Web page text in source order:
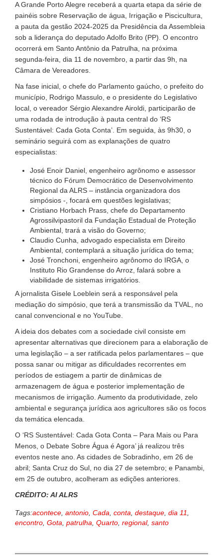
A Grande Porto Alegre receberá a quarta etapa da série de
painéis sobre Reservação de água, Irrigação e Piscicultura,
a pauta da gestão 2024-2025 da Presidência da Assembleia
sob a liderança do deputado Adolfo Brito (PP). O encontro
ocorrerá em Santo Antônio da Patrulha, na próxima
segunda-feira, dia 11 de novembro, a partir das 9h, na
Câmara de Vereadores.
Na fase inicial, o chefe do Parlamento gaúcho, o prefeito do
município, Rodrigo Massulo, e o presidente do Legislativo
local, o vereador Sérgio Alexandre Airoldi, participarão de
uma rodada de introdução à pauta central do ‘RS
Sustentável: Cada Gota Conta’. Em seguida, às 9h30, o
seminário seguirá com as explanações de quatro
especialistas:
José Enoir Daniel, engenheiro agrônomo e assessor
técnico do Fórum Democrático de Desenvolvimento
Regional da ALRS – instância organizadora dos
simpósios -, focará em questões legislativas;
Cristiano Horbach Prass, chefe do Departamento
Agrossilvipastoril da Fundação Estadual de Proteção
Ambiental, trará a visão do Governo;
Claudio Cunha, advogado especialista em Direito
Ambiental, contemplará a situação jurídica do tema;
José Tronchoni, engenheiro agrônomo do IRGA, o
Instituto Rio Grandense do Arroz, falará sobre a
viabilidade de sistemas irrigatórios.
A jornalista Gisele Loeblein será a responsável pela
mediação do simpósio, que terá a transmissão da TVAL, no
canal convencional e no YouTube.
A ideia dos debates com a sociedade civil consiste em
apresentar alternativas que direcionem para a elaboração de
uma legislação – a ser ratificada pelos parlamentares – que
possa sanar ou mitigar as dificuldades recorrentes em
períodos de estiagem a partir de dinâmicas de
armazenagem de água e posterior implementação de
mecanismos de irrigação. Aumento da produtividade, zelo
ambiental e segurança jurídica aos agricultores são os focos
da temática elencada.
O ‘RS Sustentável: Cada Gota Conta – Para Mais ou Para
Menos, o Debate Sobre Água é Agora’ já realizou três
eventos neste ano. As cidades de Sobradinho, em 26 de
abril; Santa Cruz do Sul, no dia 27 de setembro; e Panambi,
em 25 de outubro, acolheram as edições anteriores.
CRÉDITO: AI ALRS
Tags:acontece, antonio, Cada, conta, destaque, dia 11,
encontro, Gota, patrulha, Quarto, regional, santo